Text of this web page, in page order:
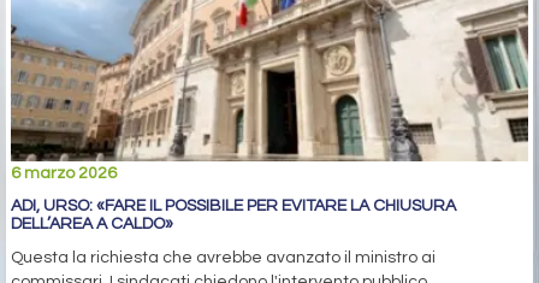
6 marzo 2026
ADI, URSO: «FARE IL POSSIBILE PER EVITARE LA CHIUSURA
DELL’AREA A CALDO»
Questa la richiesta che avrebbe avanzato il ministro ai